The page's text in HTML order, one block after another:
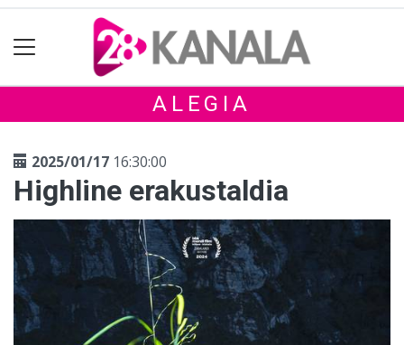
ALEGIA
2025/01/17 16:30:00
Highline erakustaldia